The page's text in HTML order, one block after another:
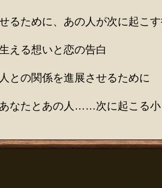
るために、あの人が次に起こ
える想いと恋の告白
との関係を進展させるために
あなたとあの人……次に起こる